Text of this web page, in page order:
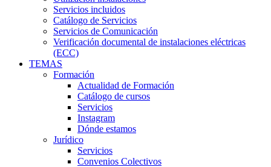
Servicios incluidos
Catálogo de Servicios
Servicios de Comunicación
Verificación documental de instalaciones eléctricas
(ECC)
TEMAS
Formación
Actualidad de Formación
Catálogo de cursos
Servicios
Instagram
Dónde estamos
Jurídico
Servicios
Convenios Colectivos